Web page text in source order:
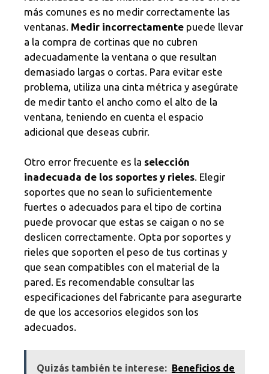
más comunes es no medir correctamente las
ventanas. Medir incorrectamente puede llevar
a la compra de cortinas que no cubren
adecuadamente la ventana o que resultan
demasiado largas o cortas. Para evitar este
problema, utiliza una cinta métrica y asegúrate
de medir tanto el ancho como el alto de la
ventana, teniendo en cuenta el espacio
adicional que deseas cubrir.
Otro error frecuente es la selección
inadecuada de los soportes y rieles. Elegir
soportes que no sean lo suficientemente
fuertes o adecuados para el tipo de cortina
puede provocar que estas se caigan o no se
deslicen correctamente. Opta por soportes y
rieles que soporten el peso de tus cortinas y
que sean compatibles con el material de la
pared. Es recomendable consultar las
especificaciones del fabricante para asegurarte
de que los accesorios elegidos son los
adecuados.
Quizás también te interese: Beneficios de